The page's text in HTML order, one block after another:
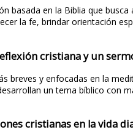
basada en la Biblia que
la fe, brindar orientación
cristiana y un
breves y enfocadas en la
un tema bíblico con
cristianas en la vida